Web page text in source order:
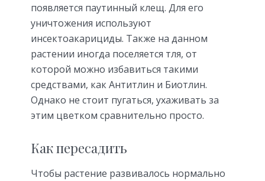
появляется паутинный клещ. Для его
уничтожения используют
инсектоакарициды. Также на данном
растении иногда поселяется тля, от
которой можно избавиться такими
средствами, как Антитлин и Биотлин.
Однако не стоит пугаться, ухаживать за
этим цветком сравнительно просто.
Как пересадить
Чтобы растение развивалось нормально